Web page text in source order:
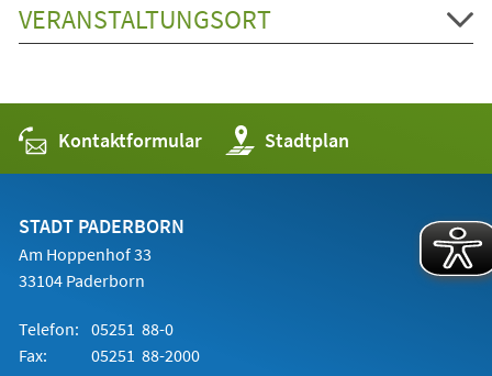
VERANSTALTUNGSORT
Kontaktformular Stadtplan
(Öffnet
in
einem
STADT PADERBORN
Am Hoppenhof 33
33104 Paderborn
Telefon: 05251 88-0
Fax:
05251 88-2000